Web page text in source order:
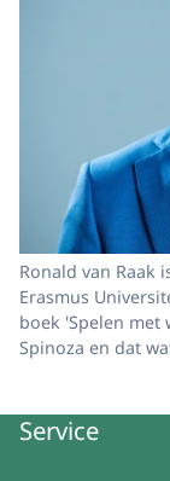
Ronald van Raak
Erasmus
boek 'Spelen met
Spinoza en dat
Service